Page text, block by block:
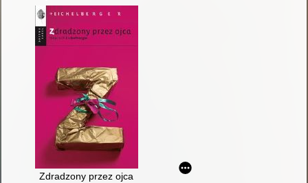
Zdradzony przez ojca